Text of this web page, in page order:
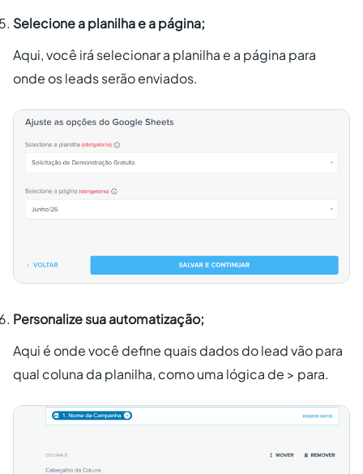
Selecione a planilha e a página;
Aqui, você irá selecionar a planilha e a página para
onde os leads serão enviados.
Personalize sua automatização;
Aqui é onde você define quais dados do lead vão para
qual coluna da planilha, como uma lógica de > para.